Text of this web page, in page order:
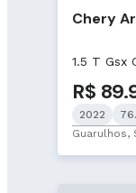
Chery
1.5 T Gsx
R$
2022
Guarulhos,